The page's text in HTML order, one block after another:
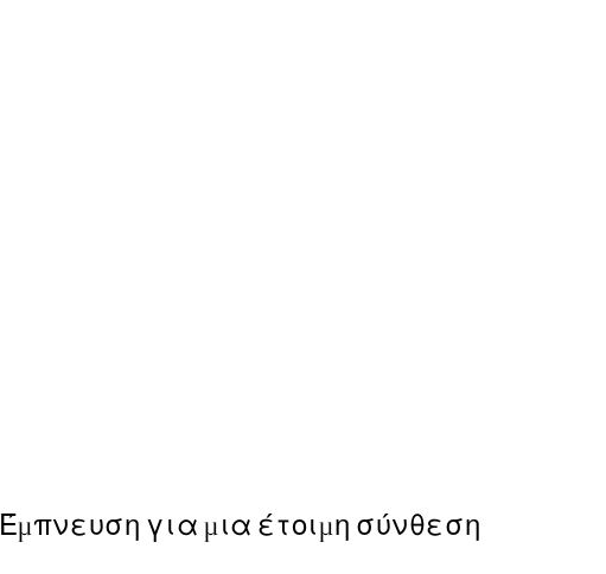
Έμπνευση για μια έτοιμη σύνθεση